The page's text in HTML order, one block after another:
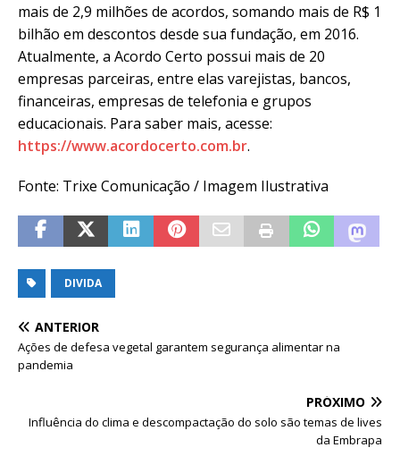
mais de 2,9 milhões de acordos, somando mais de R$ 1
bilhão em descontos desde sua fundação, em 2016.
Atualmente, a Acordo Certo possui mais de 20
empresas parceiras, entre elas varejistas, bancos,
financeiras, empresas de telefonia e grupos
educacionais. Para saber mais, acesse:
https://www.acordocerto.com.br.
Fonte: Trixe Comunicação / Imagem Ilustrativa
DIVIDA
ANTERIOR
Ações de defesa vegetal garantem segurança alimentar na
pandemia
PRÓXIMO
Influência do clima e descompactação do solo são temas de lives
da Embrapa